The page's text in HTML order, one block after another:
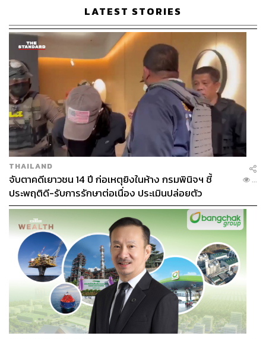
LATEST STORIES
THAILAND
จับตาคดีเยาวชน 14 ปี ก่อเหตุยิงในห้าง กรมพินิจฯ ชี้
ประพฤติดี-รับการรักษาต่อเนื่อง ประเมินปล่อยตัว
...